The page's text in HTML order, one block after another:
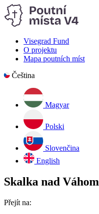
Visegrad Fund
O projektu
Mapa poutních míst
Čeština
Magyar
Polski
Slovenčina
English
Skalka nad Váhom
Přejít na: